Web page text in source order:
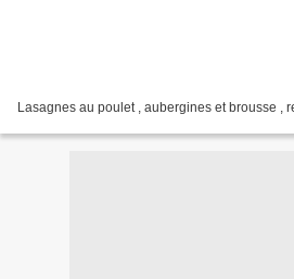
Lasagnes au poulet , aubergines et brousse ,